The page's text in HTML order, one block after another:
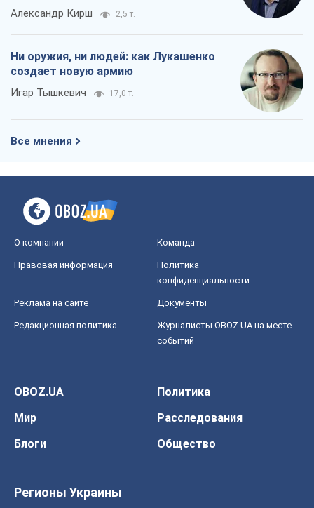
Александр Кирш 2,5 т.
Ни оружия, ни людей: как Лукашенко
создает новую армию
Игар Тышкевич 17,0 т.
Все мнения
О компании Команда
Правовая информация
Политика
конфиденциальности
Реклама на сайте Документы
Редакционная политика
Журналисты OBOZ.UA на месте
событий
OBOZ.UA
Политика
Мир
Расследования
Блоги
Общество
Регионы Украины